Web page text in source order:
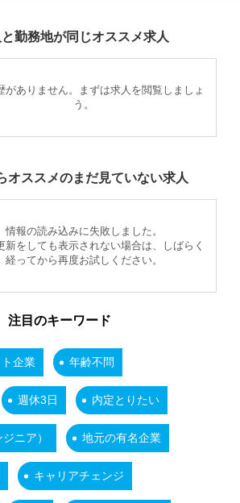
勤務地が同じオススメ求人
がありません。まずは求人を閲覧しましょ
う。
オススメのまだ見ていない求人
情報の読み込みに失敗しました。
新をしても表示されない場合は、しばらく
経ってから再度お試しください。
注目のキーワード
企業 年齢不問
週休3日 内定とりたい
ニア） 地元の有名企業
キャリアチェンジ